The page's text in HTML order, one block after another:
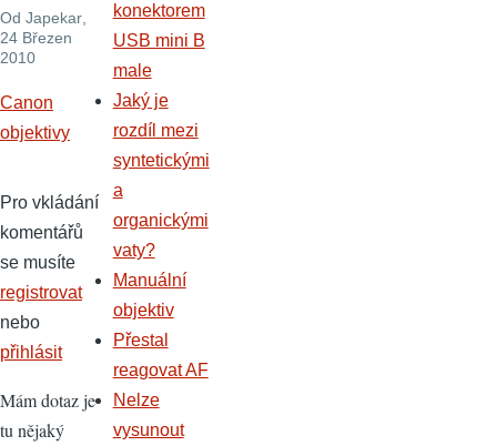
Od Japekar
24 Březen
2010
Canon
objektivy
Pro vkládání
komentářů
se musíte
registrovat
nebo
přihlásit
Mám dotaz je
tu nějaký
konektorem
USB mini B
male
Jaký je
rozdíl mezi
syntetickými
a
organickými
vaty?
Manuální
objektiv
Přestal
reagovat AF
Nelze
vysunout